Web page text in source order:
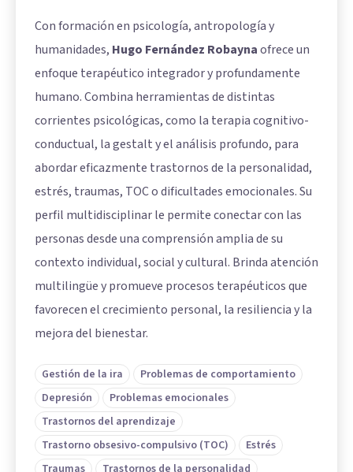
Con formación en psicología, antropología y
humanidades, Hugo Fernández Robaynaofrece un
enfoque terapéutico integrador y profundamente
humano. Combina herramientas de distintas
corrientes psicológicas, como la terapia cognitivo-
conductual, la gestalt y el análisis profundo, para
abordar eficazmente trastornos de la personalidad,
estrés, traumas, TOC o dificultades emocionales. Su
perfil multidisciplinar le permite conectar con las
personas desde una comprensión amplia de su
contexto individual, social y cultural. Brinda atención
multilingüe y promueve procesos terapéuticos que
favorecen el crecimiento personal, la resiliencia y la
mejora del bienestar.
Gestión de la ira
Problemas de comportamiento
Depresión
Problemas emocionales
Trastornos del aprendizaje
Trastorno obsesivo-compulsivo (TOC)
Estrés